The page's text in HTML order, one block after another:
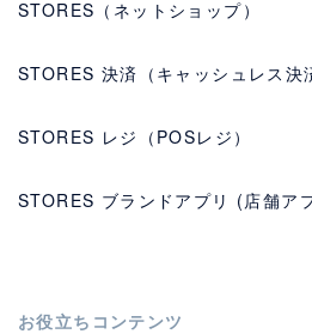
STORES（ネットショップ）
STORES 決済（キャッシュレス決
STORES レジ（POSレジ）
STORES ブランドアプリ (店舗ア
お役立ちコンテンツ